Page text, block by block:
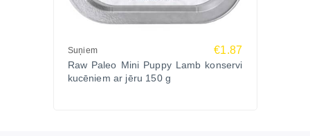
Suņiem €1.87
Raw Paleo Mini Puppy Lamb konservi
kucēniem ar jēru 150 g